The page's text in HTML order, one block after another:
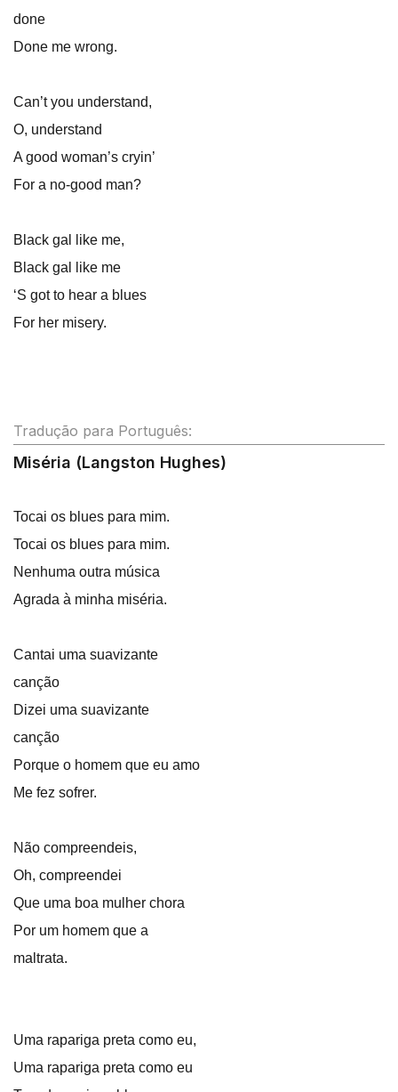
done
Done me wrong.
Can’t you understand,
O, understand
A good woman’s cryin’
For a no-good man?
Black gal like me,
Black gal like me
‘S got to hear a blues
For her misery.
Tradução para Português:
Miséria (Langston Hughes)
Tocai os blues para mim.
Tocai os blues para mim.
Nenhuma outra música
Agrada à minha miséria.
Cantai uma suavizante
canção
Dizei uma suavizante
canção
Porque o homem que eu amo
Me fez sofrer.
Não compreendeis,
Oh, compreendei
Que uma boa mulher chora
Por um homem que a
maltrata.
Uma rapariga preta como eu,
Uma rapariga preta como eu